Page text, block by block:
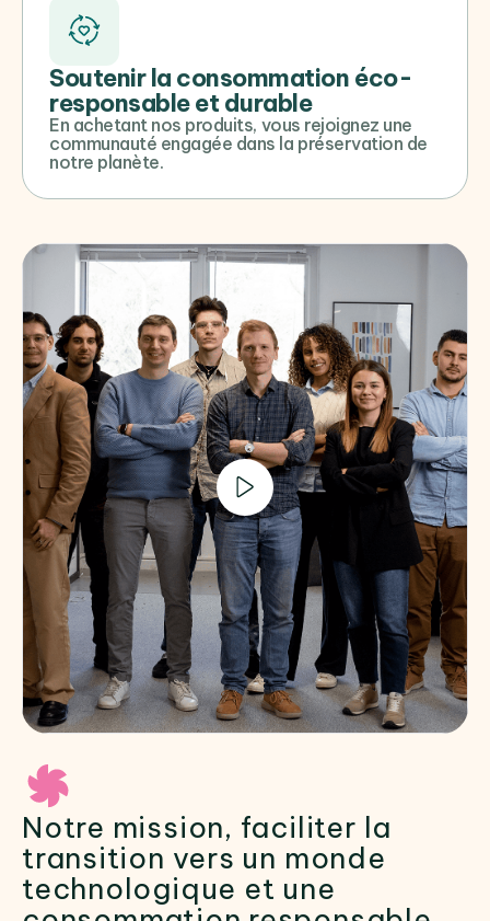
Soutenir la consommation éco-
responsable et durable
En achetant nos produits, vous rejoignez une
communauté engagée dans la préservation de
notre planète.
Notre mission, faciliter la
transition vers un monde
technologique et une